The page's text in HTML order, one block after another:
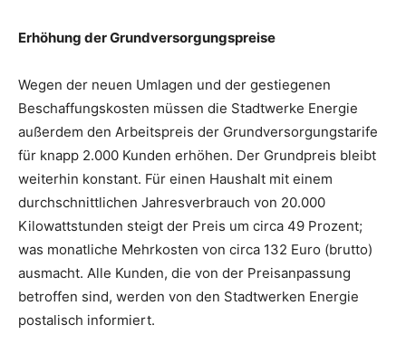
Erhöhung der Grundversorgungspreise
Wegen der neuen Umlagen und der gestiegenen
Beschaffungskosten müssen die Stadtwerke Energie
außerdem den Arbeitspreis der Grundversorgungstarife
für knapp 2.000 Kunden erhöhen. Der Grundpreis bleibt
weiterhin konstant. Für einen Haushalt mit einem
durchschnittlichen Jahresverbrauch von 20.000
Kilowattstunden steigt der Preis um circa 49 Prozent;
was monatliche Mehrkosten von circa 132 Euro (brutto)
ausmacht. Alle Kunden, die von der Preisanpassung
betroffen sind, werden von den Stadtwerken Energie
postalisch informiert.